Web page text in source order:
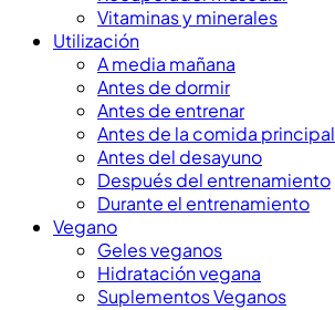
Vitaminas y minerales
Utilización
A media mañana
Antes de dormir
Antes de entrenar
Antes de la comida principal
Antes del desayuno
Después del entrenamiento
Durante el entrenamiento
Vegano
Geles veganos
Hidratación vegana
Suplementos Veganos